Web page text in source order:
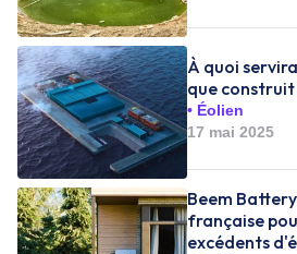
À quoi
que construit
Éolien
17 mai 2025
Beem
française
excédents